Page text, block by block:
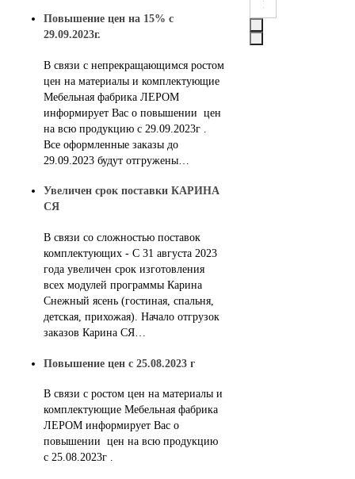
Повышение цен на 15% с
29.09.2023г.
В связи с непрекращающимся ростом
цен на материалы и комплектующие
Мебельная фабрика ЛЕРОМ
информирует Вас о повышении цен
на всю продукцию с 29.09.2023г .
Все оформленные заказы до
29.09.2023 будут отгружены…
Увеличен срок поставки КАРИНА
СЯ
В связи со сложностью поставок
комплектующих - С 31 августа 2023
года увеличен срок изготовления
всех модулей программы Карина
Снежный ясень (гостиная, спальня,
детская, прихожая). Начало отгрузок
заказов Карина СЯ…
Повышение цен с 25.08.2023 г
В связи с ростом цен на материалы и
комплектующие Мебельная фабрика
ЛЕРОМ информирует Вас о
повышении цен на всю продукцию
с 25.08.2023г .